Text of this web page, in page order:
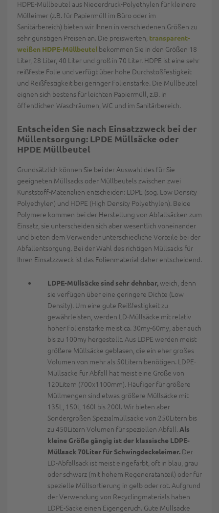
HDPE-Müllbeutel aus Niederdruck-Polyethylen für kleinere
Mülleimer (z.B. für Papiermüll im Büro oder im
Sanitärbereich) bieten wir Ihnen in verschiedenen Größen zu
sehr günstigen Preisen an. Die preiswerten, transparent-
weißen HDPE-Müllbeutel bekommen Sie in den Größen 18
Liter, 28 Liter, 40 Liter und groß in 70 Liter. HDPE ist eine sehr
reißfeste Folie und verfügt über hohe Durchstoßfestigkeit
und Reißfestigkeit bei geringer Folienstärke. Die Müllbeutel
eignen sich bestens für leichten Papiermüll, z.B. in
öffentlichen Waschräumen, WC und im Sanitärbereich.
Entscheiden Sie nach Einsatzzweck bei der
Müllentsorgung: LPDE Müllsäcke oder
HPDE Müllbeutel
Grundsätzlich können Sie bei der Auswahl des für Sie
geeigneten Müllsacks oder Müllbeutels zwischen zwei
Kunststoff-Materialien entscheiden: LDPE (sog. Low Density
Polyethylen) und HDPE (High Density Polyethylen). Beide
Polymere kommen bei der Herstellung von Abfallsäcken zum
Einsatz, sie unterscheiden sich aber wesentlich voneinander
und bieten dem Verwender unterschiedliche Vorteile bei der
Abfallentsorgung. Bei der Wahl des richtigen Müllsacks für
Ihren Einsatzzweck ist das Folienmaterial daher entscheidend.
LDPE-Müllsäcke sind sehr dehnbar, weich, denn
sie verfügen über eine geringere Dichte (Low
Density). Um eine gute Reißfestigkeit zu
gewährleisten, werden LD-Müllsäcke mit relativ
hoher Folienstärke meist ca. 30my-60my, aber auch
bis zu 100my hergestellt. Aus LDPE werden meist
größere Müllsäcke geblasen, die ein eher großes
Volumen von mehr als 50Litern benötigen. LDPE-
Müllsäcke für Abfall hat meist eine Größe von
120Litern (700x1100mm). Häufiger für größere
Müllmengen sind etwas größere Müllsäcke mit
135L, 150l, 160l bis 200l. Wir bieten aber
Sondergrößen Spezialmüllsäcke von 250Litern bis
zu 450Litern Volumen für speziellen Abfall. Als
kleine Größe gängig ist der klassische LDPE-
Müllsack 70Liter für Schwingdeckeleimer. Der
LD-Abfallsack ist meist eingefärbt, oft in blau, grau
oder schwarz (mit hohem Regeneratanteil) oder für
spezielle Müllsortierung in gelb oder rot. Aufgrund
der Verwendung von Recyclingmaterials haben
LDPE-Säcke einen Eigengeruch. Gute Müllsäcke